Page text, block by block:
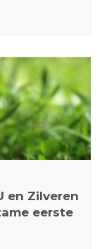
en Zilveren
eerste